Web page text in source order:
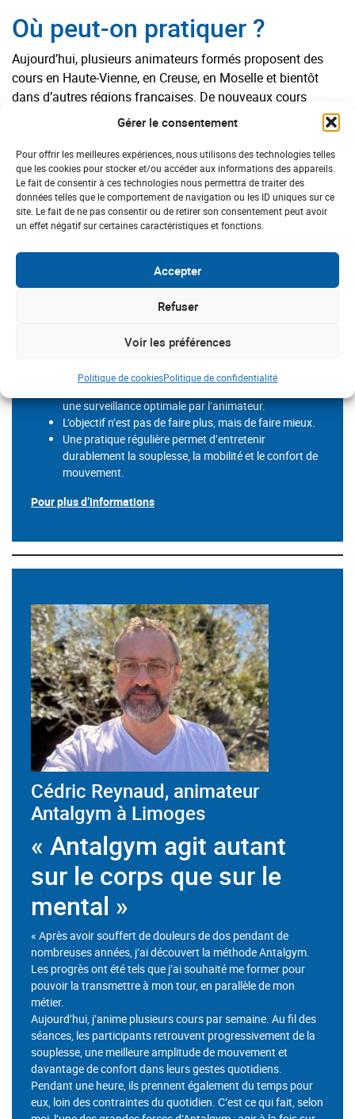
Gérer le consentement
Pour offrir les meilleures expériences, nous utilisons des technologies telles
que les cookies pour stocker et/ou accéder aux informations des appareils.
Le fait de consentir à ces technologies nous permettra de traiter des
données telles que le comportement de navigation ou les ID uniques sur ce
site. Le fait de ne pas consentir ou de retirer son consentement peut avoir
un effet négatif sur certaines caractéristiques et fonctions.
Accepter
Refuser
Voir les préférences
Politique de cookiesPolitique de confidentialité
Où peut-on pratiquer ?
Aujourd’hui, plusieurs animateurs formés proposent des
cours en Haute-Vienne, en Creuse, en Moselle et bientôt
dans d’autres régions françaises. De nouveaux cours
seront prochainement proposés, notamment à Paris,
participer à des séances en ligne. D’ailleurs, nous
recherchons des personnes souhaitant se former dans les
régions non pourvus.
Bon à savoir
Aucune condition physique particulière n’est
Les exercices sont adaptés aux possibilités de
Les séances se déroulent dans une ambiance calme
une surveillance optimale par l’animateur.
L’objectif n’est pas de faire plus, mais de faire mieux.
Une pratique régulière permet d’entretenir
durablement la souplesse, la mobilité et le confort de
mouvement.
Pour plus d’informations
Cédric Reynaud, animateur
Antalgym à Limoges
« Antalgym agit autant
sur le corps que sur le
mental »
« Après avoir souffert de douleurs de dos pendant de
nombreuses années, j’ai découvert la méthode Antalgym.
Les progrès ont été tels que j’ai souhaité me former pour
pouvoir la transmettre à mon tour, en parallèle de mon
métier.
Aujourd’hui, j’anime plusieurs cours par semaine. Au fil des
séances, les participants retrouvent progressivement de la
souplesse, une meilleure amplitude de mouvement et
davantage de confort dans leurs gestes quotidiens.
Pendant une heure, ils prennent également du temps pour
eux, loin des contraintes du quotidien. C’est ce qui fait, selon